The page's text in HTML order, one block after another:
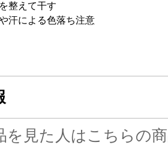
整えて干す
汗による色落ち注意
を見た人はこちらの